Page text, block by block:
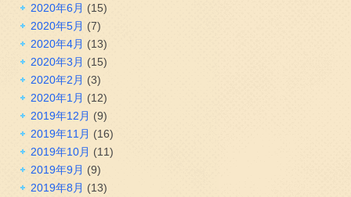
2020年6月 (15)
2020年5月 (7)
2020年4月 (13)
2020年3月 (15)
2020年2月 (3)
2020年1月 (12)
2019年12月 (9)
2019年11月 (16)
2019年10月 (11)
2019年9月 (9)
2019年8月 (13)